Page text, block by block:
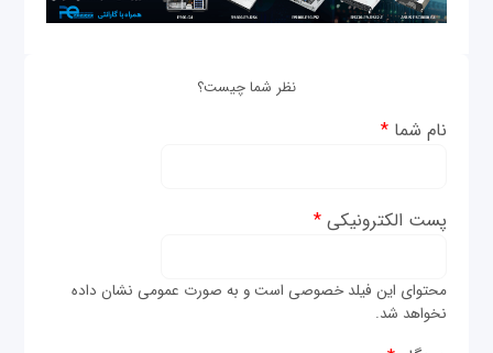
نظر شما چیست؟
نام شما*
پست الکترونیکی*
محتوای این فیلد خصوصی است و به صورت عمومی نشان داده
نخواهد شد.